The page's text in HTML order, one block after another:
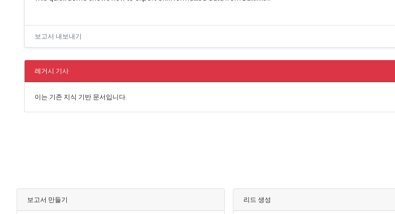
보고서 내보내기
레거시 기사
이는 기존 지식 기반 문서입니다.
보고서 만들기 리드 생성